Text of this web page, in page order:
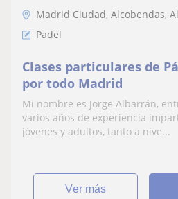
Madrid Ciudad, Alcobendas,
Padel
Clases particulares de
por todo Madrid
Mi nombre es Jorge Albarrán,
varios años de experiencia
jóvenes y adultos, tanto a nive...
ver más